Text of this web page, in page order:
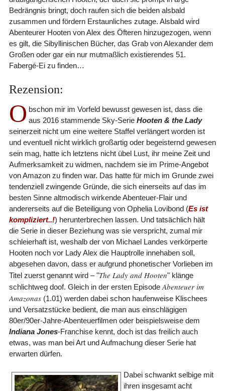
Bedrängnis bringt, doch raufen sich die beiden alsbald
zusammen und fördern Erstaunliches zutage. Alsbald wird
Abenteurer Hooten von Alex des Öfteren hinzugezogen, wenn
es gilt, die Sibyllinischen Bücher, das Grab von Alexander dem
Großen oder gar ein nur mutmaßlich existierendes 51.
Fabergé-Ei zu finden…
Rezension:
O bschon mir im Vorfeld bewusst gewesen ist, dass die
aus 2016 stammende Sky-Serie Hooten & the Lady
seinerzeit nicht um eine weitere Staffel verlängert worden ist
und eventuell nicht wirklich großartig oder begeisternd gewesen
sein mag, hatte ich letztens nicht übel Lust, ihr meine Zeit und
Aufmerksamkeit zu widmen, nachdem sie im Prime-Angebot
von Amazon zu finden war. Das hatte für mich im Grunde zwei
tendenziell zwingende Gründe, die sich einerseits auf das im
besten Sinne altmodisch wirkende Abenteuer-Flair und
andererseits auf die Beteiligung von Ophelia Lovibond (Es ist
kompliziert..!) herunterbrechen lassen. Und tatsächlich hält
die Serie in dieser Beziehung was sie verspricht, zumal mir
schleierhaft ist, weshalb der von Michael Landes verkörperte
Hooten noch vor Lady Alex die Hauptrolle innehaben soll,
abgesehen davon, dass er aufgrund phonetischer Vorlieben im
Titel zuerst genannt wird – "The Lady and Hooten" klänge
schlichtweg doof. Gleich in der ersten Episode Abenteuer im
Amazonas(1.01) werden dabei schon haufenweise Klischees
und Versatzstücke bedient, die man aus einschlägigen
80er/90er-Jahre-Abenteuerfilmen oder beispielsweise dem
Indiana Jones-Franchise kennt, doch ist das freilich auch
etwas, was man bei Art und Aufmachung dieser Serie hat
erwarten dürfen.
Dabei schwankt selbige mit
ihren insgesamt acht